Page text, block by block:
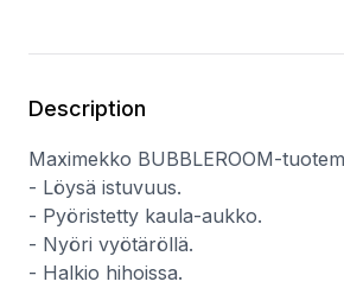
Description
Maximekko BUBBLEROOM-
- Löysä istuvuus.
- Pyöristetty kaula-aukko.
- Nyöri vyötäröllä.
- Halkio hihoissa.